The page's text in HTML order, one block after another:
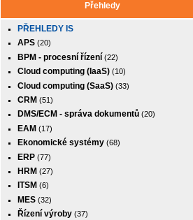
Přehledy
PŘEHLEDY IS
APS (20)
BPM - procesní řízení (22)
Cloud computing (IaaS) (10)
Cloud computing (SaaS) (33)
CRM (51)
DMS/ECM - správa dokumentů (20)
EAM (17)
Ekonomické systémy (68)
ERP (77)
HRM (27)
ITSM (6)
MES (32)
Řízení výroby (37)